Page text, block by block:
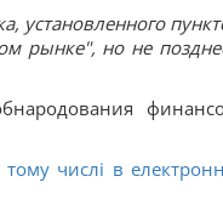
установленного
рынке", но не
тому числі в